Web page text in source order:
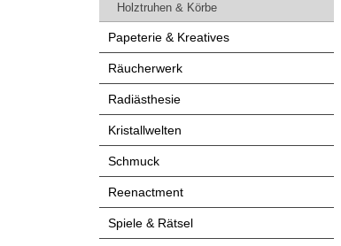
Holztruhen & Körbe
Papeterie & Kreatives
Räucherwerk
Radiästhesie
Kristallwelten
Schmuck
Reenactment
Spiele & Rätsel